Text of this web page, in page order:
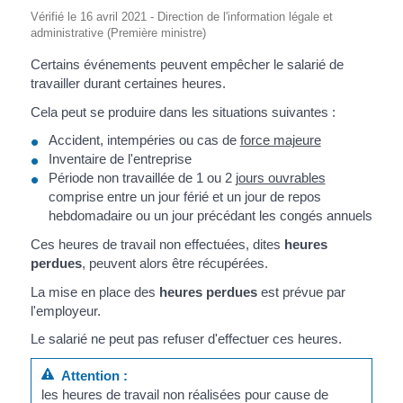
Vérifié le 16 avril 2021 - Direction de l'information légale et
administrative (Première ministre)
Certains événements peuvent empêcher le salarié de
travailler durant certaines heures.
Cela peut se produire dans les situations suivantes :
Accident, intempéries ou cas de force majeure
Inventaire de l'entreprise
Période non travaillée de 1 ou 2 jours ouvrables
comprise entre un jour férié et un jour de repos
hebdomadaire ou un jour précédant les congés annuels
Ces heures de travail non effectuées, dites heures
perdues, peuvent alors être récupérées.
La mise en place des heures perduesest prévue par
l'employeur.
Le salarié ne peut pas refuser d'effectuer ces heures.
Attention :
les heures de travail non réalisées pour cause de